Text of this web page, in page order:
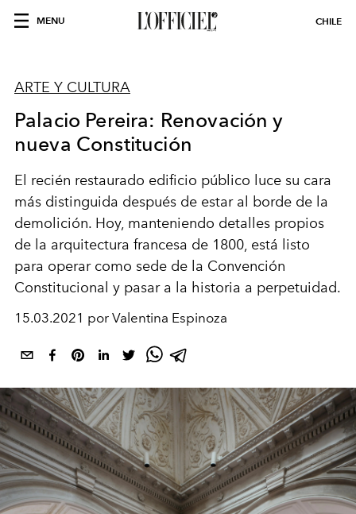
MENU CHILE
ARTE Y CULTURA
Palacio Pereira: Renovación y
nueva Constitución
El recién restaurado edificio público luce su cara
más distinguida después de estar al borde de la
demolición. Hoy, manteniendo detalles propios
de la arquitectura francesa de 1800, está listo
para operar como sede de la Convención
Constitucional y pasar a la historia a perpetuidad.
15.03.2021 por Valentina Espinoza